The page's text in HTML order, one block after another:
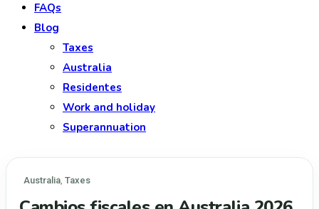
FAQs
Blog
Taxes
Australia
Residentes
Work and holiday
Superannuation
Australia, Taxes